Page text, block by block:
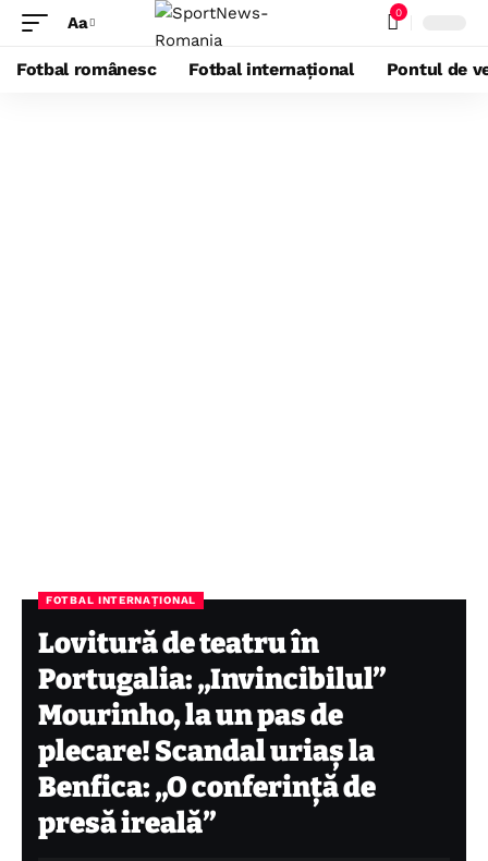
Aa 0
Fotbal românesc Fotbal internațional Pontul de
FOTBAL INTERNAȚIONAL
Lovitură de teatru în
Portugalia: „Invincibilul”
Mourinho, la un pas de
plecare! Scandal uriaș la
Benfica: „O conferință de
presă ireală”